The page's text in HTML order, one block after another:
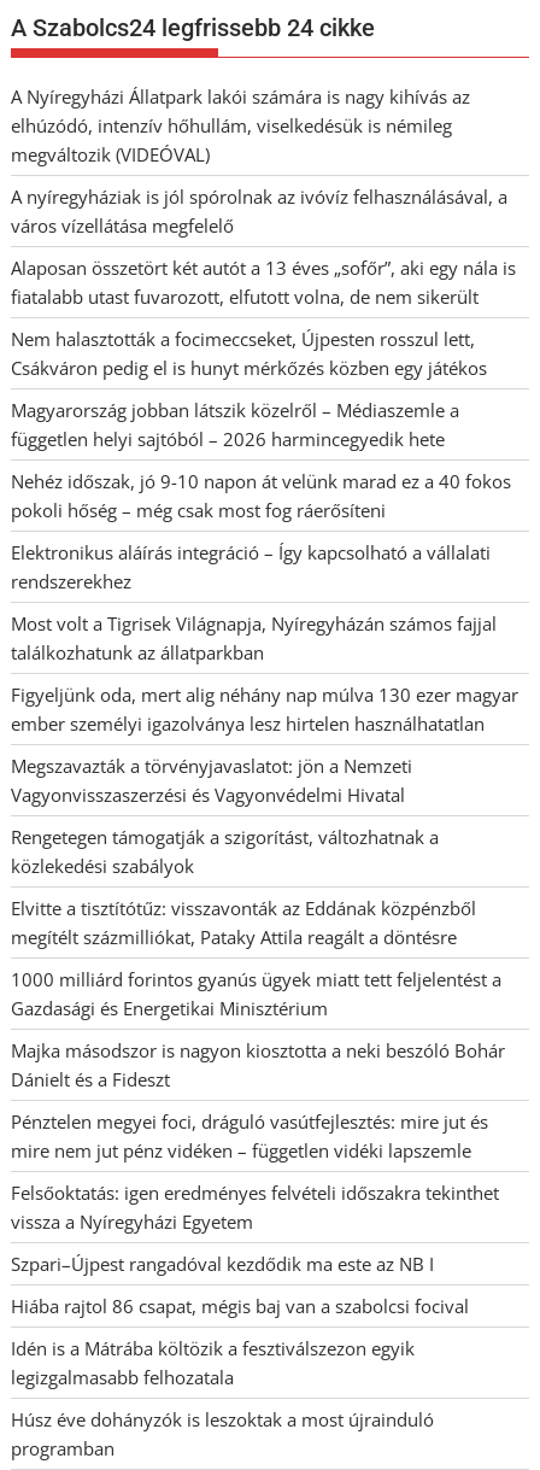
A Szabolcs24 legfrissebb 24 cikke
A Nyíregyházi Állatpark lakói számára is nagy kihívás az
elhúzódó, intenzív hőhullám, viselkedésük is némileg
megváltozik (VIDEÓVAL)
A nyíregyháziak is jól spórolnak az ivóvíz felhasználásával, a
város vízellátása megfelelő
Alaposan összetört két autót a 13 éves „sofőr”, aki egy nála is
fiatalabb utast fuvarozott, elfutott volna, de nem sikerült
Nem halasztották a focimeccseket, Újpesten rosszul lett,
Csákváron pedig el is hunyt mérkőzés közben egy játékos
Magyarország jobban látszik közelről – Médiaszemle a
független helyi sajtóból – 2026 harmincegyedik hete
Nehéz időszak, jó 9-10 napon át velünk marad ez a 40 fokos
pokoli hőség – még csak most fog ráerősíteni
Elektronikus aláírás integráció – Így kapcsolható a vállalati
rendszerekhez
Most volt a Tigrisek Világnapja, Nyíregyházán számos fajjal
találkozhatunk az állatparkban
Figyeljünk oda, mert alig néhány nap múlva 130 ezer magyar
ember személyi igazolványa lesz hirtelen használhatatlan
Megszavazták a törvényjavaslatot: jön a Nemzeti
Vagyonvisszaszerzési és Vagyonvédelmi Hivatal
Rengetegen támogatják a szigorítást, változhatnak a
közlekedési szabályok
Elvitte a tisztítótűz: visszavonták az Eddának közpénzből
megítélt százmilliókat, Pataky Attila reagált a döntésre
1000 milliárd forintos gyanús ügyek miatt tett feljelentést a
Gazdasági és Energetikai Minisztérium
Majka másodszor is nagyon kiosztotta a neki beszóló Bohár
Dánielt és a Fideszt
Pénztelen megyei foci, dráguló vasútfejlesztés: mire jut és
mire nem jut pénz vidéken – független vidéki lapszemle
Felsőoktatás: igen eredményes felvételi időszakra tekinthet
vissza a Nyíregyházi Egyetem
Szpari–Újpest rangadóval kezdődik ma este az NB I
Hiába rajtol 86 csapat, mégis baj van a szabolcsi focival
Idén is a Mátrába költözik a fesztiválszezon egyik
legizgalmasabb felhozatala
Húsz éve dohányzók is leszoktak a most újrainduló
programban